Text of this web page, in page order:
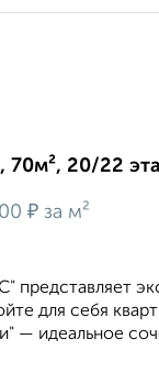
70м², 20/22
₽ за м²
представляет
для себя
— идеальное